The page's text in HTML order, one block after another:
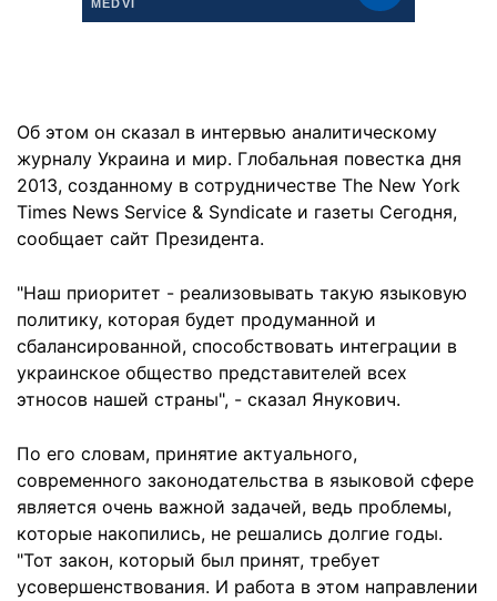
Об этом он сказал в интервью аналитическому
журналу Украина и мир. Глобальная повестка дня
2013, созданному в сотрудничестве The New York
Times News Service & Syndicate и газеты Сегодня,
сообщает сайт Президента.
"Наш приоритет - реализовывать такую языковую
политику, которая будет продуманной и
сбалансированной, способствовать интеграции в
украинское общество представителей всех
этносов нашей страны", - сказал Янукович.
По его словам, принятие актуального,
современного законодательства в языковой сфере
является очень важной задачей, ведь проблемы,
которые накопились, не решались долгие годы.
"Тот закон, который был принят, требует
усовершенствования. И работа в этом направлении